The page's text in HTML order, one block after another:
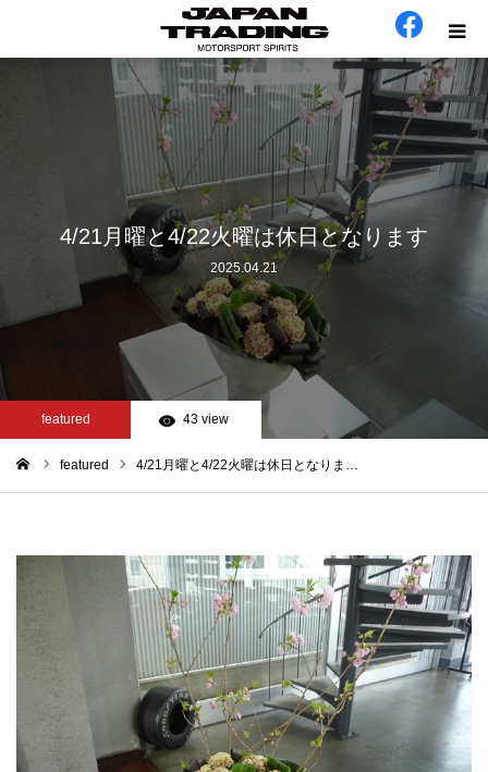
4/21月曜と4/22火曜は休日となります
2025.04.21
featured 43 view
featured 4/21月曜と4/22火曜は休日となりま…
会社概要
カテゴリー
工場日誌
お問い合わせ